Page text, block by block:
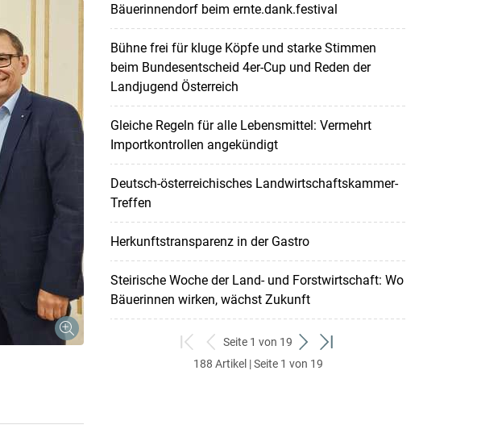
Bäuerinnendorf beim ernte.dank.festival
Bühne frei für kluge Köpfe und starke Stimmen
beim Bundesentscheid 4er-Cup und Reden der
Landjugend Österreich
Gleiche Regeln für alle Lebensmittel: Vermehrt
Importkontrollen angekündigt
Deutsch-österreichisches Landwirtschaftskammer-
Treffen
Herkunftstransparenz in der Gastro
Steirische Woche der Land- und Forstwirtschaft: Wo
Bäuerinnen wirken, wächst Zukunft
zum
ersten
zurück
zum
Seite 1 von 19
weiter
zum
zum
188 Artikel | Seite 1 von 19